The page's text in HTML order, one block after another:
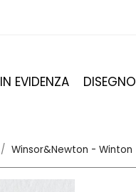
IN EVIDENZA DISEGNO
Winsor&Newton - Winton